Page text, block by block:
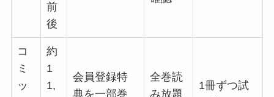
前
後
コ
ミ
ッ
約
1
1,
会員登録特
典を一部巻
全巻読
み放題
1冊ずつ試